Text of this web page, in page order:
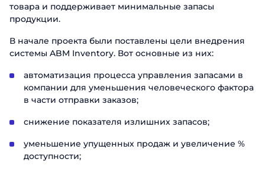
товара и поддерживает минимальные запасы
продукции.
В начале проекта были поставлены цели внедрения
системы ABM Inventory. Вот основные из них:
автоматизация процесса управления запасами в
компании для уменьшения человеческого фактора
в части отправки заказов;
снижение показателя излишних запасов;
уменьшение упущенных продаж и увеличение %
доступности;